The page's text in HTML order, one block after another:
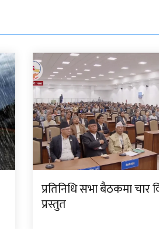
प्रतिनिधि सभा बैठकमा
प्रस्तुत